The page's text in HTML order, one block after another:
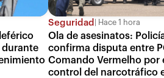
durante
Seguridad Hace 1 hora
Ola de asesinatos:
confirma disputa entre
Comando Vermelho por
control del narcotráfico